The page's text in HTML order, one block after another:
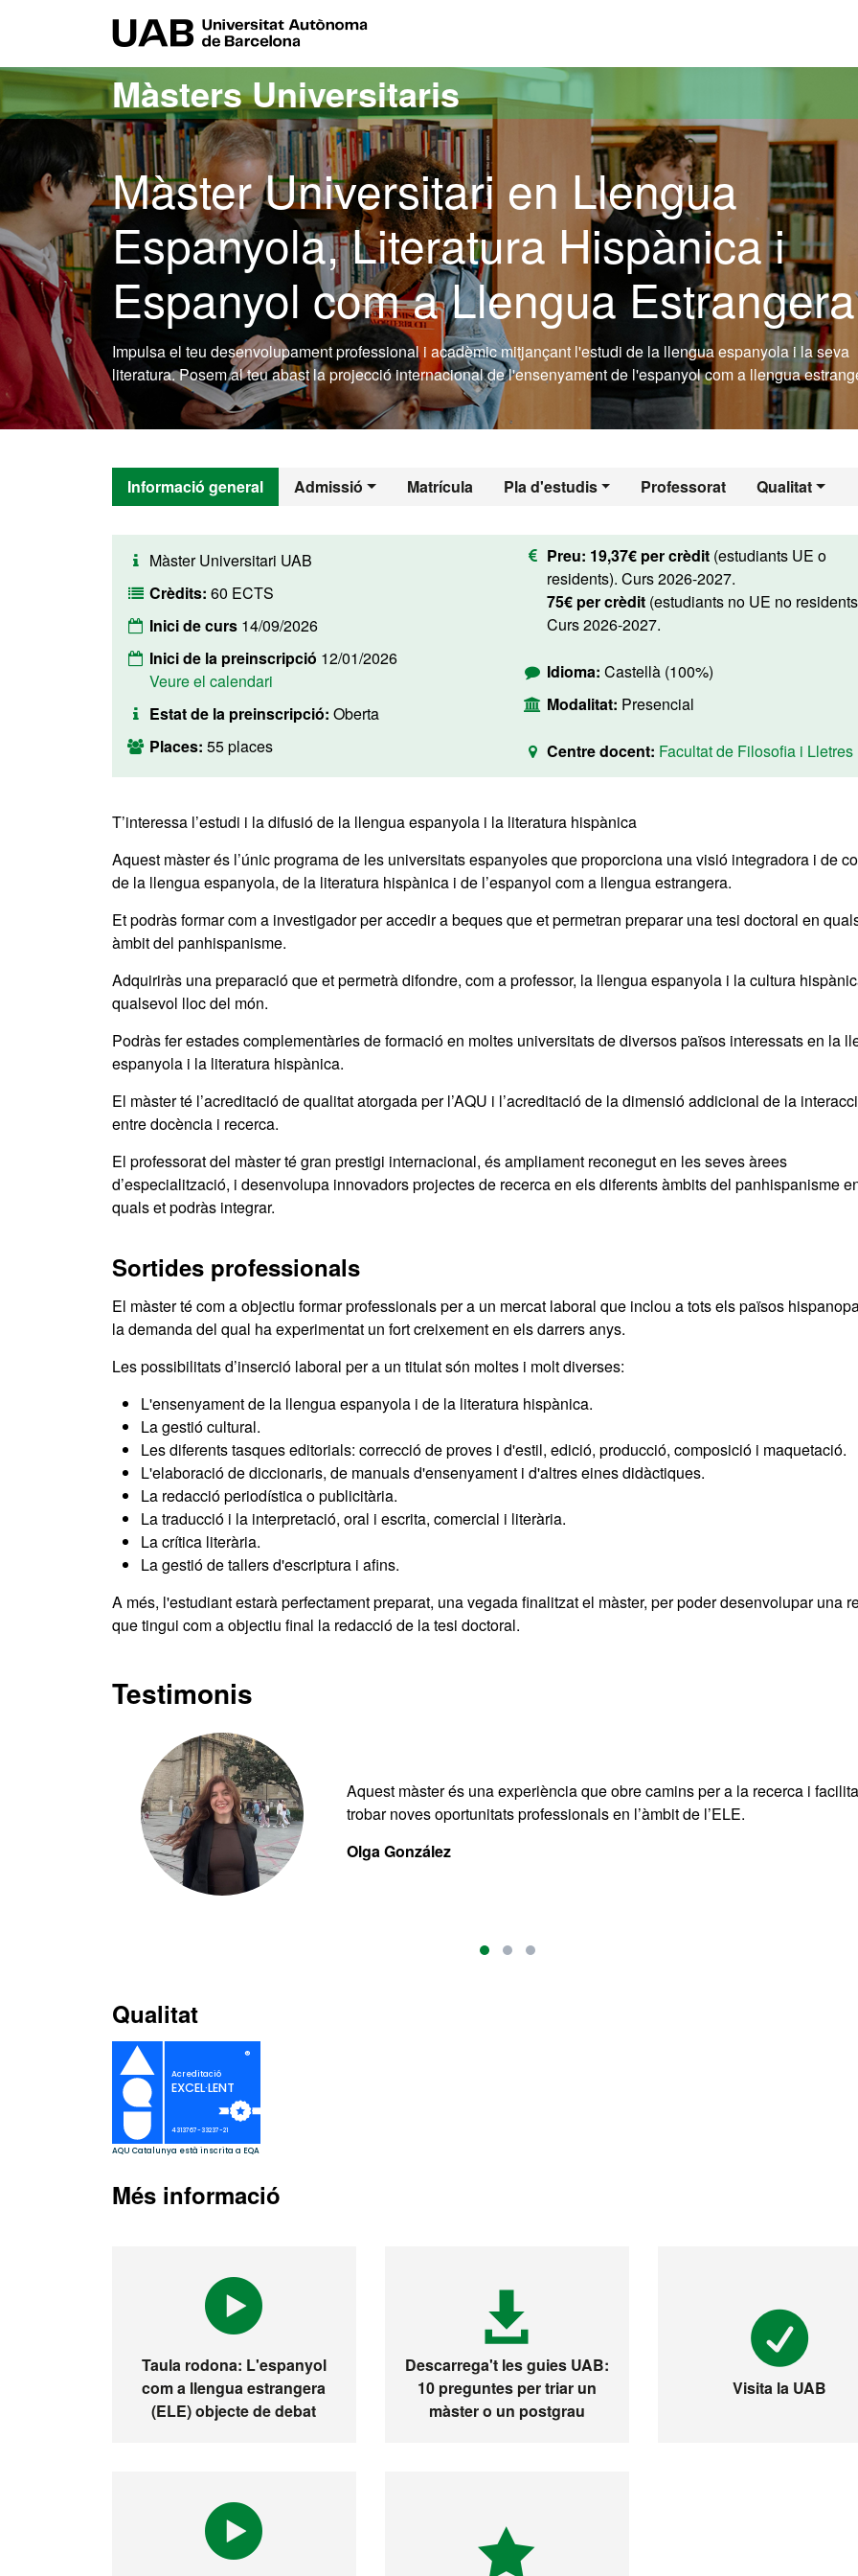
Màsters Universitaris
Màster Universitari en Llengua
Espanyola, Literatura Hispànica i
Espanyol com a Llengua Estrangera
Impulsa el teu desenvolupament professional i acadèmic mitjançant l'estudi de la llengua espanyola i la seva
literatura. Posem al teu abast la projecció internacional de l'ensenyament de l'espanyol com a llengua
Informació general Admissió Matrícula Pla d'estudis Professorat Qualitat
Màster Universitari UAB
Crèdits: 60 ECTS
Inici de curs 14/09/2026
Inici de la preinscripció 12/01/2026
Veure el calendari
Estat de la preinscripció: Oberta
Places: 55 places
Preu: 19,37€ per crèdit (estudiants UE o
residents). Curs 2026-2027.
75€ per crèdit (estudiants no UE no
Curs 2026-2027.
Idioma: Castellà (100%)
Modalitat: Presencial
Centre docent: Facultat de Filosofia i Lletres
T’interessa l’estudi i la difusió de la llengua espanyola i la literatura hispànica
Aquest màster és l’únic programa de les universitats espanyoles que proporciona una visió integradora i de
de la llengua espanyola, de la literatura hispànica i de l’espanyol com a llengua estrangera.
Et podràs formar com a investigador per accedir a beques que et permetran preparar una tesi doctoral en
àmbit del panhispanisme.
Adquiriràs una preparació que et permetrà difondre, com a professor, la llengua espanyola i la cultura
qualsevol lloc del món.
Podràs fer estades complementàries de formació en moltes universitats de diversos països interessats en la
espanyola i la literatura hispànica.
El màster té l’acreditació de qualitat atorgada per l’AQU i l’acreditació de la dimensió addicional de la
entre docència i recerca.
El professorat del màster té gran prestigi internacional, és ampliament reconegut en les seves àrees
d’especialització, i desenvolupa innovadors projectes de recerca en els diferents àmbits del panhispanisme
quals et podràs integrar.
Sortides professionals
El màster té com a objectiu formar professionals per a un mercat laboral que inclou a tots els països
la demanda del qual ha experimentat un fort creixement en els darrers anys.
Les possibilitats d’inserció laboral per a un titulat són moltes i molt diverses:
L'ensenyament de la llengua espanyola i de la literatura hispànica.
La gestió cultural.
Les diferents tasques editorials: correcció de proves i d'estil, edició, producció, composició i maquetació.
L'elaboració de diccionaris, de manuals d'ensenyament i d'altres eines didàctiques.
La redacció periodística o publicitària.
La traducció i la interpretació, oral i escrita, comercial i literària.
La crítica literària.
La gestió de tallers d'escriptura i afins.
A més, l'estudiant estarà perfectament preparat, una vegada finalitzat el màster, per poder desenvolupar una
que tingui com a objectiu final la redacció de la tesi doctoral.
Testimonis
Aquest màster és una experiència que obre camins per a la recerca i facilita
trobar noves oportunitats professionals en l’àmbit de l’ELE.
Olga González
Qualitat
Més informació
Taula rodona: L'espanyol
com a llengua estrangera
(ELE) objecte de debat
Descarrega't les guies UAB:
10 preguntes per triar un
màster o un postgrau
Visita la UAB